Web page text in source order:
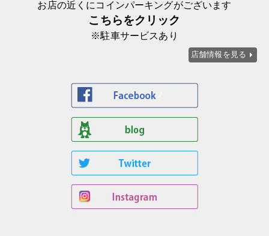
お店の近くにコインパーキングがございます
こちらをクリック
※駐車サービスあり
店舗情報を見る